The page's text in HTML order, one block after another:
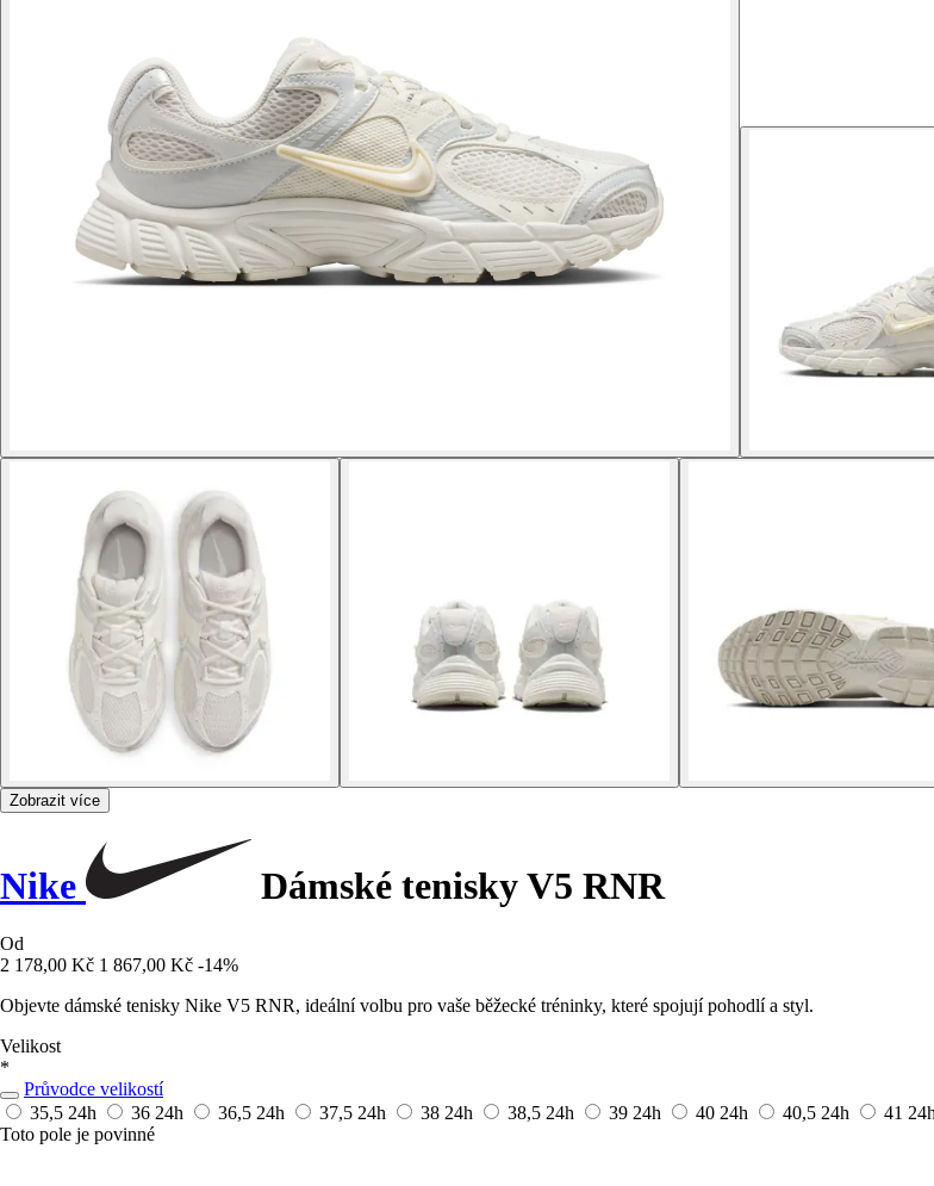
Zobrazit více
Nike Dámské tenisky V5 RNR
Od
2 178,00 Kč 1 867,00 Kč -14%
Objevte dámské tenisky Nike V5 RNR, ideální volbu pro vaše běžecké tréninky, které spojují pohodlí a styl.
Velikost
*
Průvodce velikostí
35,5 24h 36 24h 36,5 24h 37,5 24h 38 24h 38,5 24h 39 24h 40 24h 40,5 24h 41 24h
Toto pole je povinné